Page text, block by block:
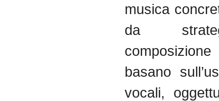
musica
da
basano
vocali,